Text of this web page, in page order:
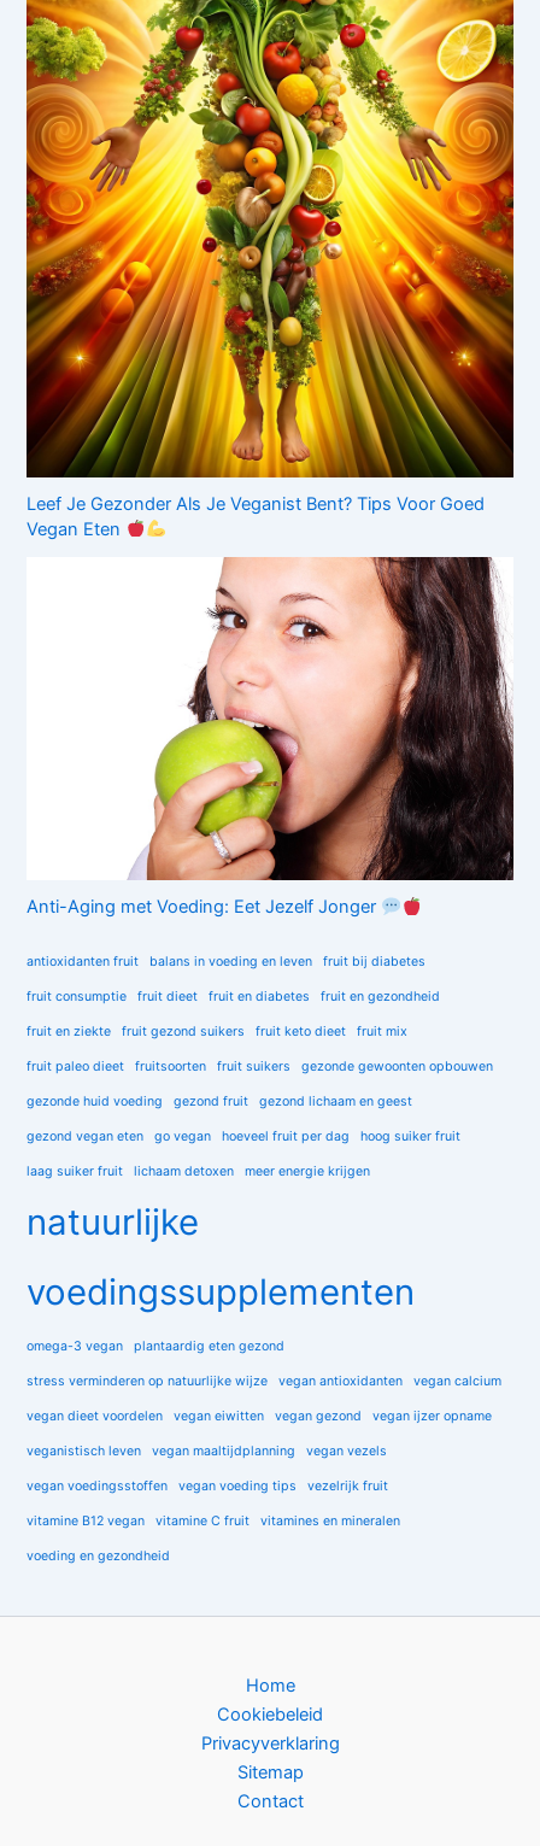
Leef Je Gezonder Als Je Veganist Bent? Tips Voor Goed
Vegan Eten
Anti-Aging met Voeding: Eet Jezelf Jonger
antioxidanten fruit balans in voeding en leven fruit bij diabetes
fruit consumptie fruit dieet fruit en diabetes fruit en gezondheid
fruit en ziekte fruit gezond suikers fruit keto dieet fruit mix
fruit paleo dieet fruitsoorten fruit suikers gezonde gewoonten opbouwen
gezonde huid voeding gezond fruit gezond lichaam en geest
gezond vegan eten go vegan hoeveel fruit per dag hoog suiker fruit
laag suiker fruit lichaam detoxen meer energie krijgen
natuurlijke
voedingssupplementen
omega-3 vegan plantaardig eten gezond
stress verminderen op natuurlijke wijze vegan antioxidanten vegan calcium
vegan dieet voordelen vegan eiwitten vegan gezond vegan ijzer opname
veganistisch leven vegan maaltijdplanning vegan vezels
vegan voedingsstoffen vegan voeding tips vezelrijk fruit
vitamine B12 vegan vitamine C fruit vitamines en mineralen
voeding en gezondheid
Home
Cookiebeleid
Privacyverklaring
Sitemap
Contact